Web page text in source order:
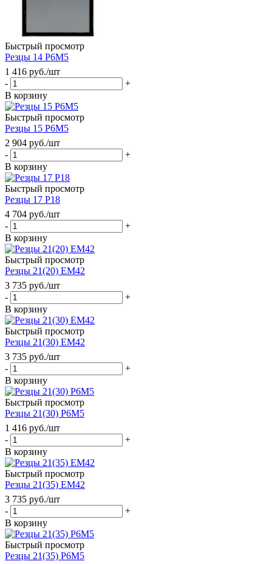
Быстрый просмотр
Резцы 14 Р6М5
1 416 руб./шт
-
+
В корзину
Быстрый просмотр
Резцы 15 Р6М5
2 904 руб./шт
-
+
В корзину
Быстрый просмотр
Резцы 17 Р18
4 704 руб./шт
-
+
В корзину
Быстрый просмотр
Резцы 21(20) ЕМ42
3 735 руб./шт
-
+
В корзину
Быстрый просмотр
Резцы 21(30) ЕМ42
3 735 руб./шт
-
+
В корзину
Быстрый просмотр
Резцы 21(30) Р6М5
1 416 руб./шт
-
+
В корзину
Быстрый просмотр
Резцы 21(35) ЕМ42
3 735 руб./шт
-
+
В корзину
Быстрый просмотр
Резцы 21(35) Р6М5